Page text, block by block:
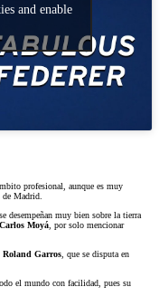
and enable
profesional, aunque es muy
Madrid.
desempeñan muy bien sobre la tierra
Carlos Moyá , por solo mencionar
Roland Garros , que se disputa en
el mundo con facilidad, pues su